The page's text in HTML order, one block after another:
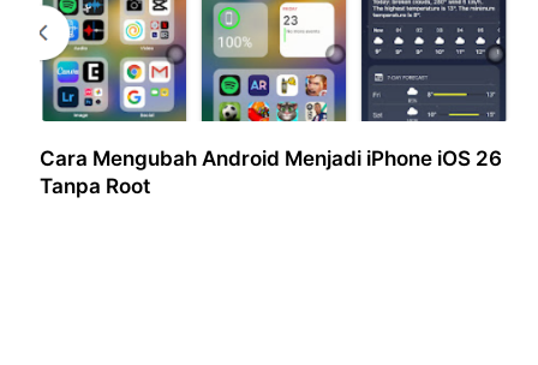
Cara Mengubah Android Menjadi iPhone iOS 26
Tanpa Root